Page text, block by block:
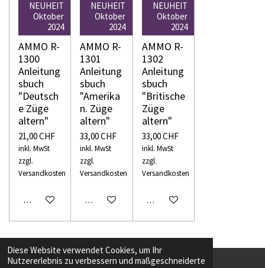
Diese Website verwendet Cookies, um Ihr
Nutzererlebnis zu verbessern und maßgeschneiderte
NEUHEIT
Oktober
2024
AMMO R-
1300
Anleitung
sbuch
"Deutsch
e Züge
altern"
21,00 CHF
inkl. MwSt
zzgl.
Versandkosten
In den Warenkorb
NEUHEIT
Oktober
2024
AMMO R-
1301
Anleitung
sbuch
"Amerika
n. Züge
altern"
33,00 CHF
inkl. MwSt
zzgl.
Versandkosten
In den Warenkorb
NEUHEIT
Oktober
2024
AMMO R-
1302
Anleitung
sbuch
"Britische
Züge
altern"
33,00 CHF
inkl. MwSt
zzgl.
Versandkosten
In den Warenkorb